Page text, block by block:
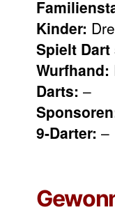
Kinder:
Spielt Dart
Wurfhand:
Darts: –
9-Darter: –